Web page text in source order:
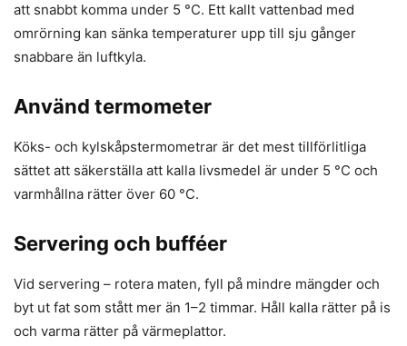
att snabbt komma under 5 °C. Ett kallt vattenbad med
omrörning kan sänka temperaturer upp till sju gånger
snabbare än luftkyla.
Använd termometer
Köks- och kylskåpstermometrar är det mest tillförlitliga
sättet att säkerställa att kalla livsmedel är under 5 °C och
varmhållna rätter över 60 °C.
Servering och bufféer
Vid servering – rotera maten, fyll på mindre mängder och
byt ut fat som stått mer än 1–2 timmar. Håll kalla rätter på is
och varma rätter på värmeplattor.